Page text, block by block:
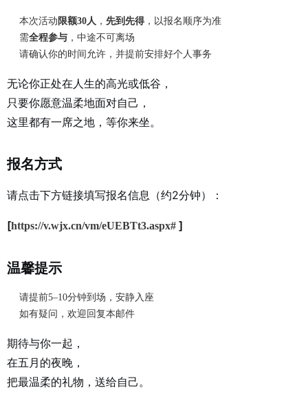
本次活动 限额30人 ， 先到先得 ，以报名顺序为准
需全程参与 ，中途不可离场
请确认你的时间允许，并提前安排好个人事务
无论你正处在人生的高光或低谷，
只要你愿意温柔地面对自己，
这里都有一席之地，等你来坐。
报名方式
请点击下方链接填写报名信息（约2分钟）：
[https://v.wjx.cn/vm/eUEBTt3.aspx# ]
温馨提示
请提前5–10分钟到场，安静入座
如有疑问，欢迎回复本邮件
期待与你一起，
在五月的夜晚，
把最温柔的礼物，送给自己。